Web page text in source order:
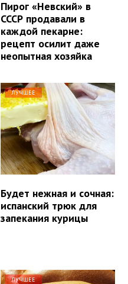
Пирог «Невский» в
СССР продавали в
каждой пекарне:
рецепт осилит даже
неопытная хозяйка
ЛУЧШЕЕ
Будет нежная и сочная:
испанский трюк для
запекания курицы
ЛУЧШЕЕ